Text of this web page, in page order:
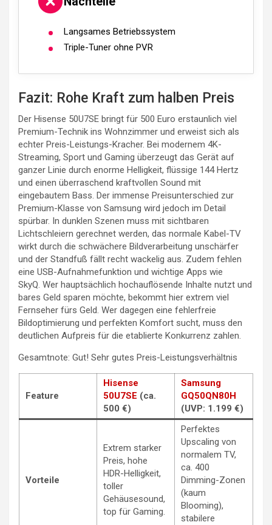
Langsames Betriebssystem
Triple-Tuner ohne PVR
Fazit: Rohe Kraft zum halben Preis
Der Hisense 50U7SE bringt für 500 Euro erstaunlich viel
Premium-Technik ins Wohnzimmer und erweist sich als
echter Preis-Leistungs-Kracher. Bei modernem 4K-
Streaming, Sport und Gaming überzeugt das Gerät auf
ganzer Linie durch enorme Helligkeit, flüssige 144 Hertz
und einen überraschend kraftvollen Sound mit
eingebautem Bass. Der immense Preisunterschied zur
Premium-Klasse von Samsung wird jedoch im Detail
spürbar. In dunklen Szenen muss mit sichtbaren
Lichtschleiern gerechnet werden, das normale Kabel-TV
wirkt durch die schwächere Bildverarbeitung unschärfer
und der Standfuß fällt recht wackelig aus. Zudem fehlen
eine USB-Aufnahmefunktion und wichtige Apps wie
SkyQ. Wer hauptsächlich hochauflösende Inhalte nutzt und
bares Geld sparen möchte, bekommt hier extrem viel
Fernseher fürs Geld. Wer dagegen eine fehlerfreie
Bildoptimierung und perfekten Komfort sucht, muss den
deutlichen Aufpreis für die etablierte Konkurrenz zahlen.
Gesamtnote: Gut! Sehr gutes Preis-Leistungsverhältnis
Feature
Hisense
50U7SE (ca.
500 €)
Samsung
GQ50QN80H
(UVP: 1.199 €)
Vorteile
Extrem starker
Preis, hohe
HDR-Helligkeit,
toller
Gehäusesound,
top für Gaming.
Perfektes
Upscaling von
normalem TV,
ca. 400
Dimming-Zonen
(kaum
Blooming),
stabilere